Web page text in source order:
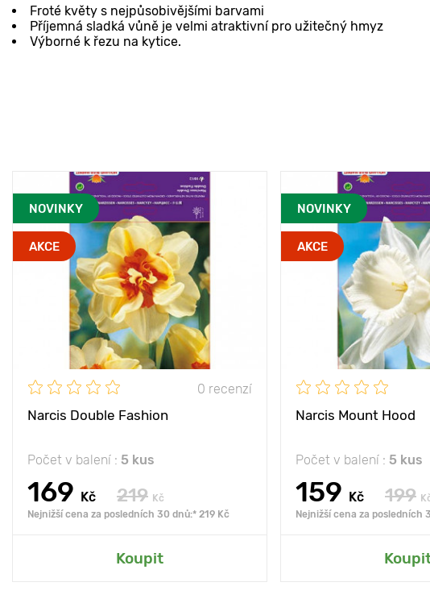
Froté květy s nejpůsobivějšími barvami
Příjemná sladká vůně je velmi atraktivní pro užitečný hmyz
Výborné k řezu na kytice.
NOVINKY
AKCE
0 recenzí
Narcis Double Fashion
Počet v balení : 5 kus
169 Kč 219 Kč
Nejnižší cena za posledních 30 dnů:* 219 Kč
Koupit
NOVINKY
AKCE
Narcis Mount Hood
Počet v balení : 5 kus
159 Kč 199
Nejnižší cena za posledních